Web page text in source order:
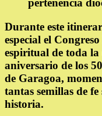
pertenencia
Durante este
especial el
espiritual de toda la
aniversario de los
de Garagoa,
tantas semillas de
historia.